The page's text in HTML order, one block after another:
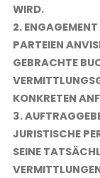
WIRD.
2.
PARTEIEN
GEBRACHTE
KONKRETEN
3.
JURISTISCHE
SEINE